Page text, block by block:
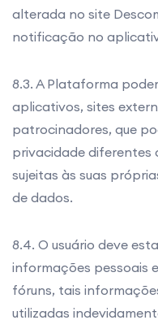
alterada no site
notificação no
8.3. A Plataforma
aplicativos, sites
patrocinadores, que
privacidade diferentes
sujeitas às suas
de dados.
8.4. O usuário deve
informações pessoais
fóruns, tais
utilizadas